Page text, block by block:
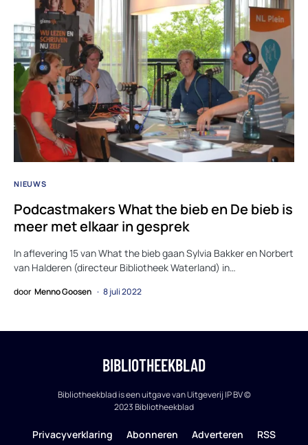
NIEUWS
Podcastmakers What the bieb en De bieb is
meer met elkaar in gesprek
In aflevering 15 van What the bieb gaan Sylvia Bakker en Norbert
van Halderen (directeur Bibliotheek Waterland) in…
door Menno Goosen 8 juli 2022
BIBLIOTHEEKBLAD
Bibliotheekblad is een uitgave van Uitgeverij IP BV ©
2023 Bibliotheekblad
Privacyverklaring Abonneren Adverteren RSS